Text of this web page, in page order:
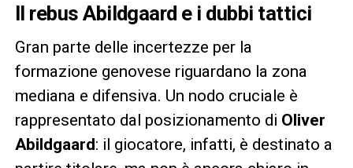
Il rebus Abildgaard e i dubbi tattici
Gran parte delle incertezze per la
formazione genovese riguardano la zona
mediana e difensiva. Un nodo cruciale è
rappresentato dal posizionamento di Oliver
Abildgaard: il giocatore, infatti, è destinato a